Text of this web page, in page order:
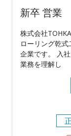
新卒 営業
株式会社
ローリング乾
企業です。 入
業務を理解し